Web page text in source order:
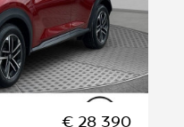
€ 28 390